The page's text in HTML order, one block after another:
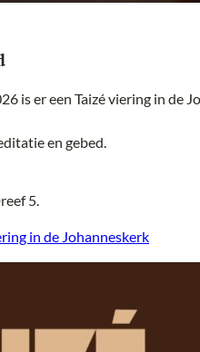
is er een Taizé viering in de
en gebed.
5.
in de Johanneskerk